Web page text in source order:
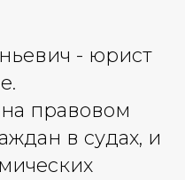
- юрист
правовом
в судах, и